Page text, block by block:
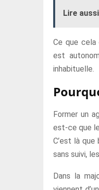
Lire
Ce que cela
est
inhabituelle.
Former un
est-ce que
C’est là
sans suivi,
Dans la